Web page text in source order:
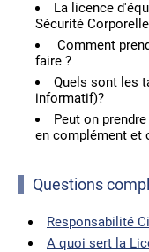
La licence
Sécurité
Comment
faire ?
Quels sont les
informatif)?
Peut on
en complément et
Questions
Responsabilité
A quoi sert la